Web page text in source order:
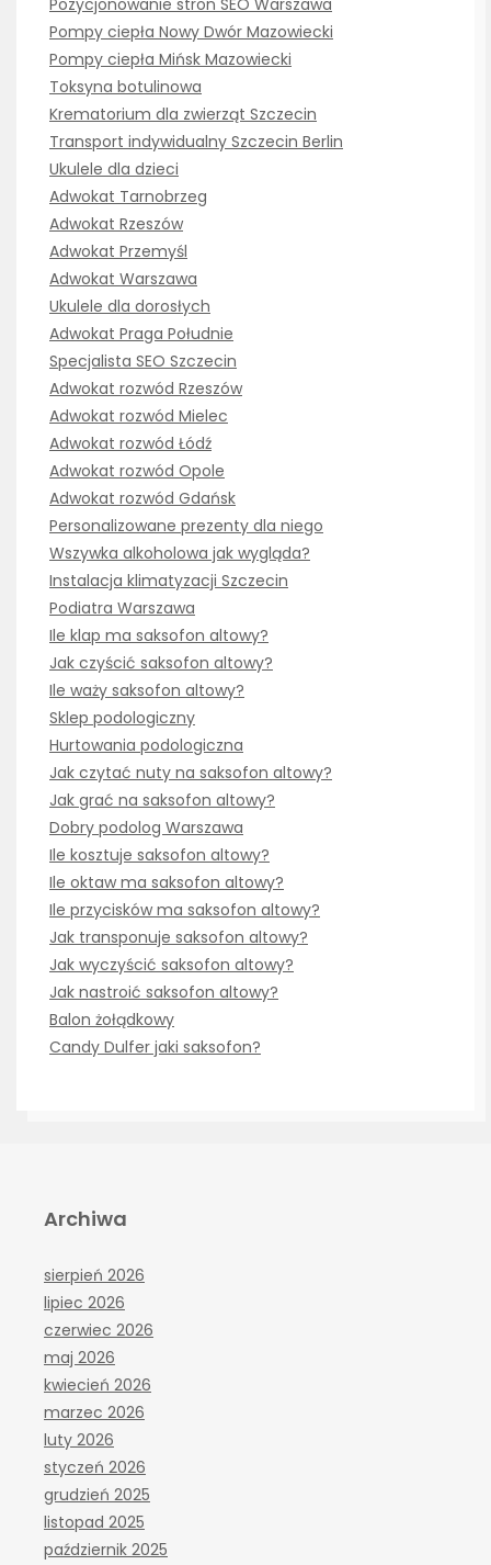
Pompy ciepła Nowy Dwór Mazowiecki
Pompy ciepła Mińsk Mazowiecki
Toksyna botulinowa
Krematorium dla zwierząt Szczecin
Transport indywidualny Szczecin Berlin
Ukulele dla dzieci
Adwokat Tarnobrzeg
Adwokat Rzeszów
Adwokat Przemyśl
Adwokat Warszawa
Ukulele dla dorosłych
Adwokat Praga Południe
Specjalista SEO Szczecin
Adwokat rozwód Rzeszów
Adwokat rozwód Mielec
Adwokat rozwód Łódź
Adwokat rozwód Opole
Adwokat rozwód Gdańsk
Personalizowane prezenty dla niego
Wszywka alkoholowa jak wygląda?
Instalacja klimatyzacji Szczecin
Podiatra Warszawa
Ile klap ma saksofon altowy?
Jak czyścić saksofon altowy?
Ile waży saksofon altowy?
Sklep podologiczny
Hurtowania podologiczna
Jak czytać nuty na saksofon altowy?
Jak grać na saksofon altowy?
Dobry podolog Warszawa
Ile kosztuje saksofon altowy?
Ile oktaw ma saksofon altowy?
Ile przycisków ma saksofon altowy?
Jak transponuje saksofon altowy?
Jak wyczyścić saksofon altowy?
Jak nastroić saksofon altowy?
Balon żołądkowy
Candy Dulfer jaki saksofon?
Archiwa
sierpień 2026
lipiec 2026
czerwiec 2026
maj 2026
kwiecień 2026
marzec 2026
luty 2026
styczeń 2026
grudzień 2025
listopad 2025
październik 2025